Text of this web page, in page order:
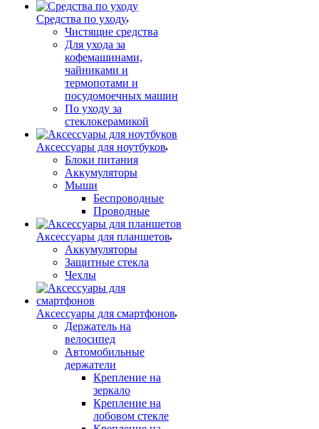
Средства по уходу
Чистящие средства
Для ухода за
кофемашинами,
чайниками и
термопотами и
посудомоечных машин
По уходу за
стеклокерамикой
Аксессуары для ноутбуков
Блоки питания
Аккумуляторы
Мыши
Беспроводные
Проводные
Аксессуары для планшетов
Аккумуляторы
Защитные стекла
Чехлы
Аксессуары для смартфонов
Держатель на
велосипед
Автомобильные
держатели
Крепление на
зеркало
Крепление на
лобовом стекле